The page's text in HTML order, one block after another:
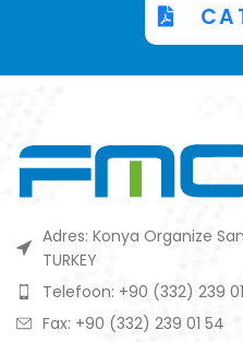
Adres: Konya Organize
TURKEY
Telefoon: +90 (332) 239 01
Fax: +90 (332) 239 01 54